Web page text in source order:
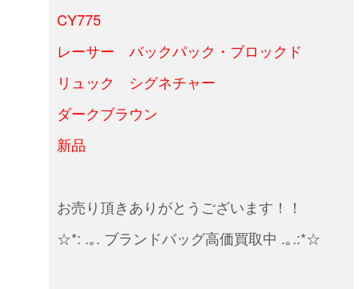
CY775
レーサー バックパック・ブロックド
リュック シグネチャー
ダークブラウン
新品
お売り頂きありがとうございます！！
☆*: .｡. ブランドバッグ高価買取中 .｡.:*☆